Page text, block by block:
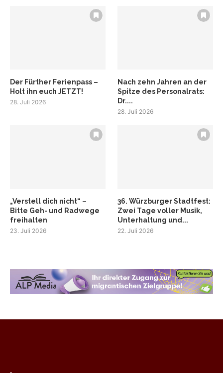
Der Fürther Ferienpass –
Holt ihn euch JETZT!
28. Juli 2026
Nach zehn Jahren an der
Spitze des Personalrats:
Dr....
28. Juli 2026
„Verstell dich nicht“ –
Bitte Geh- und Radwege
freihalten
23. Juli 2026
36. Würzburger Stadtfest:
Zwei Tage voller Musik,
Unterhaltung und...
22. Juli 2026